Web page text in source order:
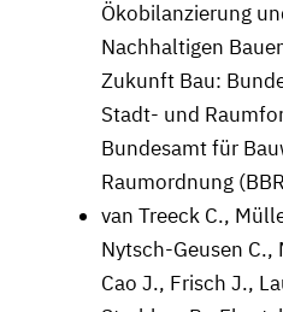
Ökobilanzierung
Nachhaltigen
Zukunft Bau:
Stadt- und
Bundesamt für
Raumordnung
van Treeck C.,
Nytsch-Geusen C.,
Cao J., Frisch J.,